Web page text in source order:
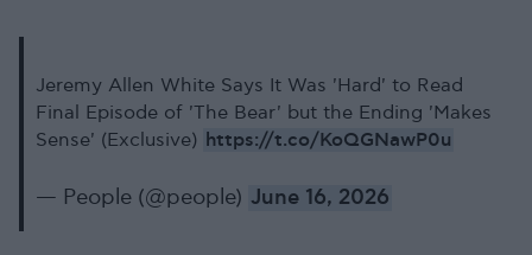
Jeremy Allen White Says It Was 'Hard' to Read
Final Episode of 'The Bear' but the Ending 'Makes
Sense' (Exclusive) https://t.co/KoQGNawP0u
— People (@people) June 16, 2026